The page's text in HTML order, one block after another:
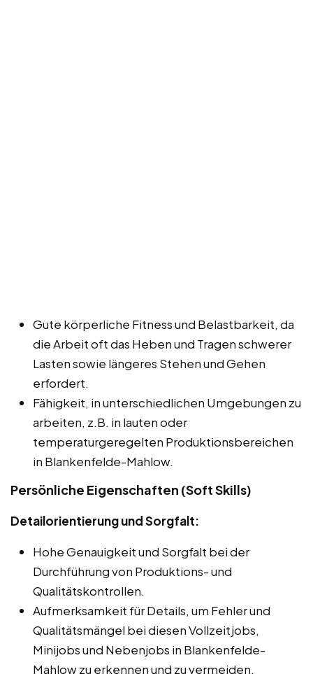
Gute körperliche Fitness und Belastbarkeit, da
die Arbeit oft das Heben und Tragen schwerer
Lasten sowie längeres Stehen und Gehen
erfordert.
Fähigkeit, in unterschiedlichen Umgebungen zu
arbeiten, z.B. in lauten oder
temperaturgeregelten Produktionsbereichen
in Blankenfelde-Mahlow.
Persönliche Eigenschaften (Soft Skills)
Detailorientierung und Sorgfalt:
Hohe Genauigkeit und Sorgfalt bei der
Durchführung von Produktions- und
Qualitätskontrollen.
Aufmerksamkeit für Details, um Fehler und
Qualitätsmängel bei diesen Vollzeitjobs,
Minijobs und Nebenjobs in Blankenfelde-
Mahlow zu erkennen und zu vermeiden.